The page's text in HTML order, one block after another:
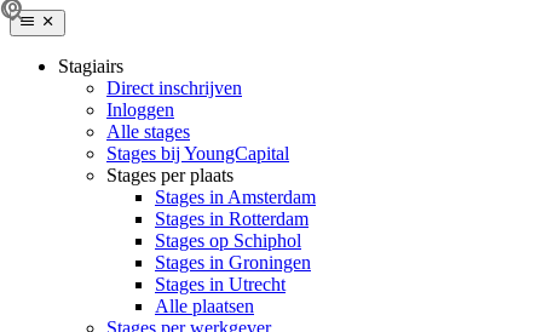
Stagiairs
Direct inschrijven
Inloggen
Alle stages
Stages bij YoungCapital
Stages per plaats
Stages in Amsterdam
Stages in Rotterdam
Stages op Schiphol
Stages in Groningen
Stages in Utrecht
Alle plaatsen
Stages per werkgever